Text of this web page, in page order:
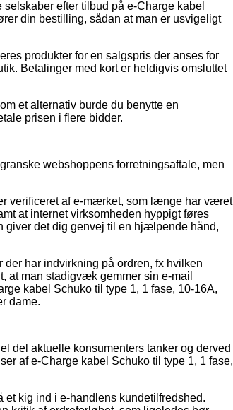
efter tilbud på e-Charge kabel
din bestilling, sådan at man er usvigeligt
produkter for en salgspris der anses for
Betalinger med kort er heldigvis omsluttet
et alternativ burde du benytte en
prisen i flere bidder.
webshoppens forretningsaftale, men
verificeret af e-mærket, som længe har været
at internet virksomheden hyppigt føres
giver det dig genvej til en hjælpende hånd,
har indvirkning på ordren, fx hvilken
at man stadigvæk gemmer sin e-mail
kabel Schuko til type 1, 1 fase, 10-16A,
dame.
del aktuelle konsumenters tanker og derved
af e-Charge kabel Schuko til type 1, 1 fase,
kig ind i e-handlens kundetilfredshed.